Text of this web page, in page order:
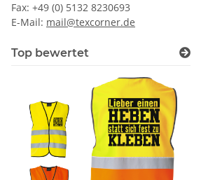
Fax: +49 (0) 5132 8230693
E-Mail: mail@texcorner.de
Top bewertet